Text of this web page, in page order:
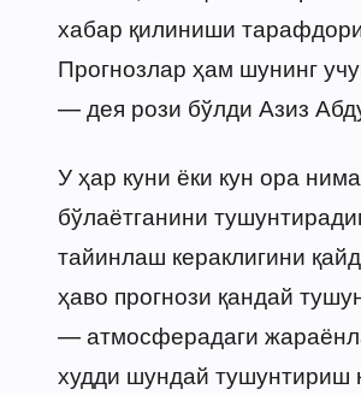
хабар қилиниши
Прогнозлар ҳам шунинг
— дея рози бўлди Азиз
У ҳар куни ёки кун ора нима
бўлаётганини
тайинлаш кераклигини
ҳаво прогнози қандай
— атмосферадаги
худди шундай тушунтириш